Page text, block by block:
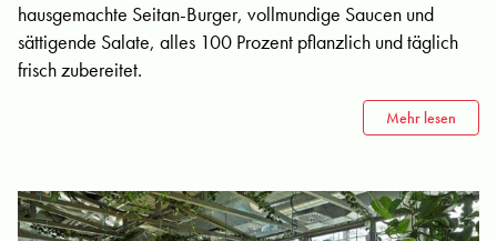
hausgemachte Seitan-Burger, vollmundige Saucen und
sättigende Salate, alles 100 Prozent pflanzlich und täglich
frisch zubereitet.
Mehr lesen